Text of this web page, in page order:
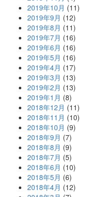
2019年10月 (11)
2019年9月 (12)
2019年8月 (11)
2019年7月 (16)
2019年6月 (16)
2019年5月 (16)
2019年4月 (17)
2019年3月 (13)
2019年2月 (13)
2019年1月 (8)
2018年12月 (11)
2018年11月 (10)
2018年10月 (9)
2018年9月 (7)
2018年8月 (9)
2018年7月 (5)
2018年6月 (10)
2018年5月 (6)
2018年4月 (12)